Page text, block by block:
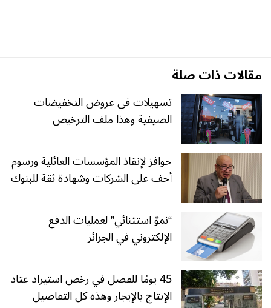
مقالات ذات صلة
تسهيلات في عروض التخفيضات
الصيفية وهذا ملف الترخيص
حوافز لإنقاذ المؤسسات العائلية ورسوم
أخف على الشركات وشهادة ثقة للبنوك
“نموّ استثنائي” لعمليات الدفع
الإلكتروني في الجزائر
45 يومًا للفصل في رخص استيراد عتاد
الإنتاج بالإيجار وهذه كل التفاصيل